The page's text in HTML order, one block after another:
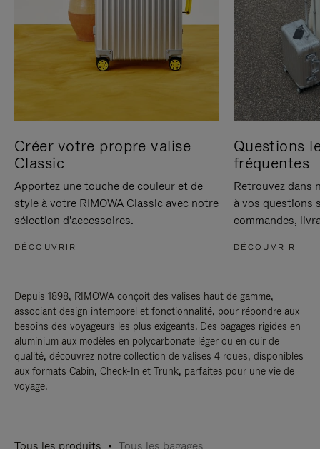
Créer votre propre valise
Classic
Apportez une touche de couleur et de
style à votre RIMOWA Classic avec notre
sélection d'accessoires.
DÉCOUVRIR
Questions
fréquentes
Retrouvez dans
à vos questions
commandes,
DÉCOUVRIR
Depuis 1898, RIMOWA conçoit des valises haut de gamme,
associant design intemporel et fonctionnalité, pour répondre aux
besoins des voyageurs les plus exigeants. Des bagages rigides en
aluminium aux modèles en polycarbonate léger ou en cuir de
qualité, découvrez notre collection de valises 4 roues, disponibles
aux formats Cabin, Check-In et Trunk, parfaites pour une vie de
voyage.
Tous les produits Tous les bagages